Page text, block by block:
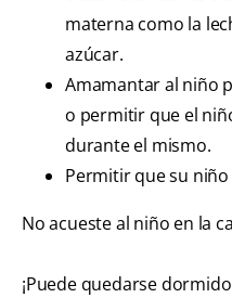
materna como la
azúcar.
Amamantar al niño
o permitir que el
durante el mismo.
Permitir que su
No acueste al niño en la
¡Puede quedarse